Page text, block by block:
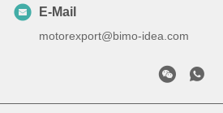
E-Mail
motorexport@bimo-idea.com